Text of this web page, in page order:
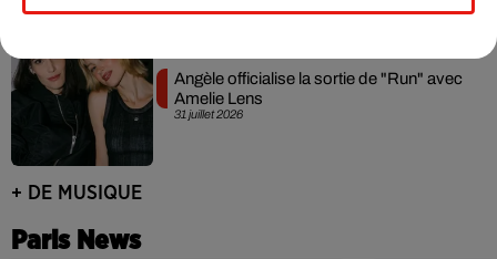
31 juillet 2026
Angèle officialise la sortie de "Run" avec
Amelie Lens
+ DE MUSIQUE
Paris News